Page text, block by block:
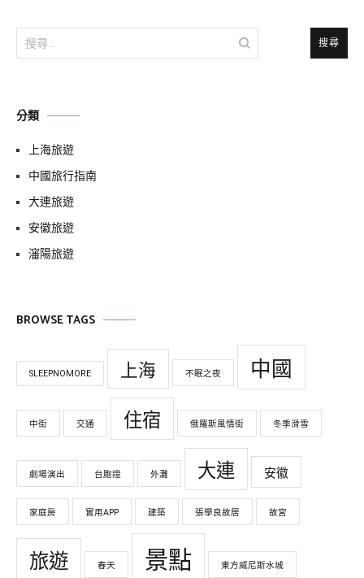
搜
尋
字:
分類
上海旅遊
中國旅行指南
大連旅遊
安徽旅遊
瀋陽旅遊
BROWSE TAGS
SLEEPNOMORE 上海 不眠之夜 中國
中街 交通 住宿 俄羅斯風情街 冬季滑雪
劇場演出 台胞證 外灘 大連 安徽
家庭房 實用APP 建築 張學良故居 故宮
旅遊 春天 景點 東方威尼斯水城